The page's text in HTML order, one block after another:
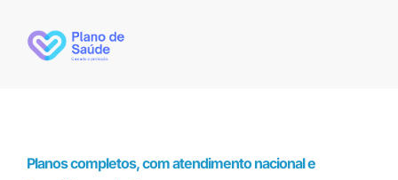
Planos completos, com atendimento nacional e